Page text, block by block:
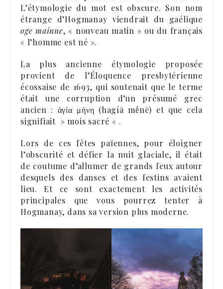
L’étymologie du mot est obscure. Son nom
étrange d’Hogmanay viendrait du gaélique
oge mainne, « nouveau matin » ou du français
« l’homme est né ».
La plus ancienne étymologie proposée
provient de l’Éloquence presbytérienne
écossaise de 1693, qui soutenait que le terme
était une corruption d’un présumé grec
ancien : ἁγία μήνη (hagíā mḗnē) et que cela
signifiait » mois sacré « .
Lors de ces fêtes païennes, pour éloigner
l’obscurité et défier la nuit glaciale, il était
de coutume d’allumer de grands feux autour
desquels des danses et des festins avaient
lieu. Et ce sont exactement les activités
principales que vous pourrez tenter à
Hogmanay, dans sa version plus moderne.